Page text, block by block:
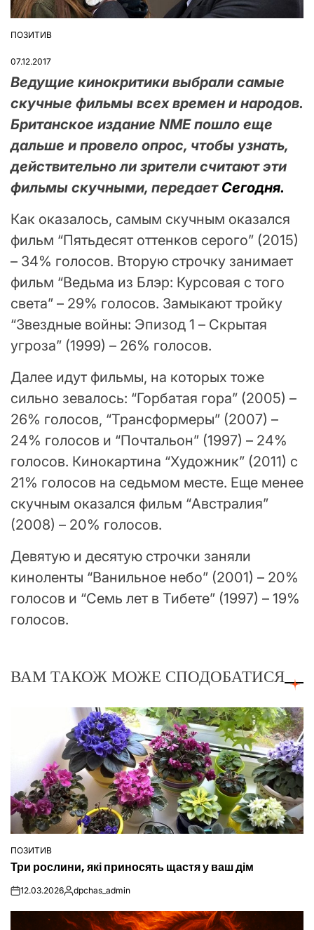
ОПУБЛІКУВАТИ
ПОЗИТИВ
07.12.2017
Ведущие кинокритики выбрали самые
скучные фильмы всех времен и народов.
Британское издание NME пошло еще
дальше и провело опрос, чтобы узнать,
действительно ли зрители считают эти
фильмы скучными, передает Сегодня.
Как оказалось, самым скучным оказался
фильм “Пятьдесят оттенков серого” (2015)
– 34% голосов. Вторую строчку занимает
фильм “Ведьма из Блэр: Курсовая с того
света” – 29% голосов. Замыкают тройку
“Звездные войны: Эпизод 1 – Скрытая
угроза” (1999) – 26% голосов.
Далее идут фильмы, на которых тоже
сильно зевалось: “Горбатая гора” (2005) –
26% голосов, “Трансформеры” (2007) –
24% голосов и “Почтальон” (1997) – 24%
голосов. Кинокартина “Художник” (2011) с
21% голосов на седьмом месте. Еще менее
скучным оказался фильм “Австралия”
(2008) – 20% голосов.
Девятую и десятую строчки заняли
киноленты “Ванильное небо” (2001) – 20%
голосов и “Семь лет в Тибете” (1997) – 19%
голосов.
ВАМ ТАКОЖ МОЖЕ СПОДОБАТИСЯ
ОПУБЛІКУВАТИ
ПОЗИТИВ
Три рослини, які приносять щастя у ваш дім
on12.03.2026Опубліковано
dpchas_admin